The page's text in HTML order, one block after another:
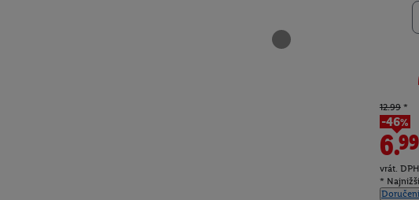
12.99*
-46%
6.99
vrát. DPH
*